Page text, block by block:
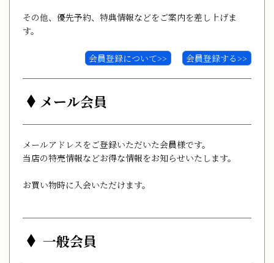
その他、優先予約、特典情報などをご案内を差し上げま
す。
会員登録について>> 会員登録する>>
メール会員
メールアドレスをご登録いただいた会員様です。
当店の特売情報などお得な情報をお知らせいたします。
お買い物時に入会いただけます。
一般会員